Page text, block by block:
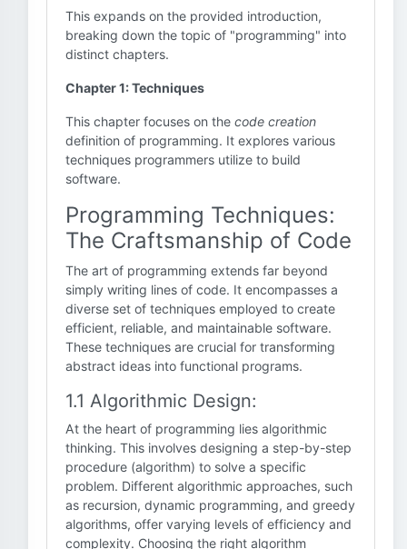
This expands on the provided introduction,
breaking down the topic of "programming" into
distinct chapters.
Chapter 1: Techniques
This chapter focuses on the code creation
definition of programming. It explores various
techniques programmers utilize to build
software.
Programming Techniques:
The Craftsmanship of Code
The art of programming extends far beyond
simply writing lines of code. It encompasses a
diverse set of techniques employed to create
efficient, reliable, and maintainable software.
These techniques are crucial for transforming
abstract ideas into functional programs.
1.1 Algorithmic Design:
At the heart of programming lies algorithmic
thinking. This involves designing a step-by-step
procedure (algorithm) to solve a specific
problem. Different algorithmic approaches, such
as recursion, dynamic programming, and greedy
algorithms, offer varying levels of efficiency and
complexity. Choosing the right algorithm